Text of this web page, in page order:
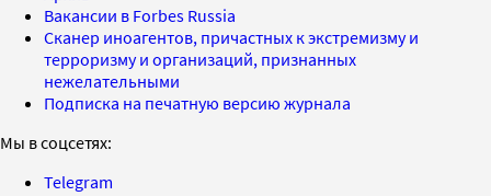
Вакансии в Forbes Russia
Сканер иноагентов, причастных к экстремизму и
терроризму и организаций, признанных
нежелательными
Подписка на печатную версию журнала
Мы в соцсетях:
Telegram